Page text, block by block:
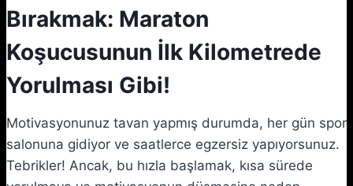
Bırakmak: Maraton
Koşucusunun İlk Kilometrede
Yorulması Gibi!
Motivasyonunuz tavan yapmış durumda, her gün spor
salonuna gidiyor ve saatlerce egzersiz yapıyorsunuz.
Tebrikler! Ancak, bu hızla başlamak, kısa sürede